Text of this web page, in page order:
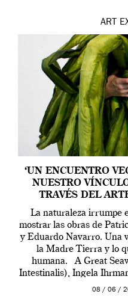
ART
‘UN ENCUENTRO
NUESTRO
TRAVÉS DEL
La naturaleza irrumpe
mostrar las obras de
y Eduardo Navarro. Una
la Madre Tierra y lo
humana. A Great
Intestinalis), Ingela
Madrid y
08 / 06 /